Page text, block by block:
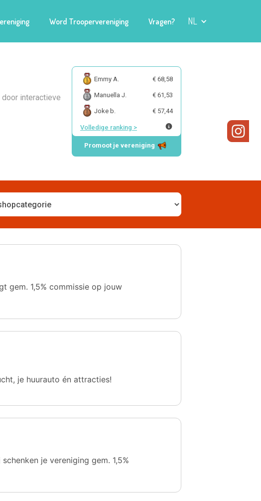
Word Troopervereniging Vragen? NL
interactieve
Emmy A. € 68,58
Manuella J. € 61,53
Joke b. € 57,44
Volledige ranking >
Promoot je vereniging
gem. 1,5% commissie op jouw
je huurauto én attracties!
je vereniging gem. 1,5%